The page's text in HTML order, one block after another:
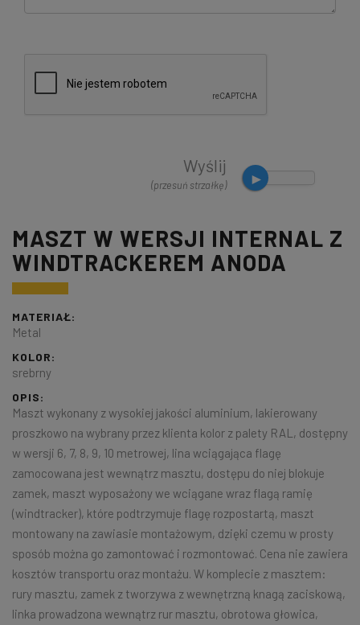
Wyślij
(przesuń strzałkę)
MASZT W WERSJI INTERNAL Z
WINDTRACKEREM ANODA
MATERIAŁ:
Metal
KOLOR:
srebrny
OPIS:
Maszt wykonany z wysokiej jakości aluminium, lakierowany
proszkowo na wybrany przez klienta kolor z palety RAL, dostępny
w wersji 6, 7, 8, 9, 10 metrowej, lina wciągająca flagę
zamocowana jest wewnątrz masztu, dostępu do niej blokuje
zamek, maszt wyposażony we wciągane wraz flagą ramię
(windtracker), które podtrzymuje flagę rozpostartą, maszt
montowany na zawiasie montażowym, dzięki czemu w prosty
sposób można go zamontować i rozmontować. Cena nie zawiera
kosztów transportu oraz montażu. W komplecie z masztem:
rury masztu, zamek z tworzywa z wewnętrzną knagą zaciskową,
linka prowadzona wewnątrz rur masztu, obrotowa głowica,